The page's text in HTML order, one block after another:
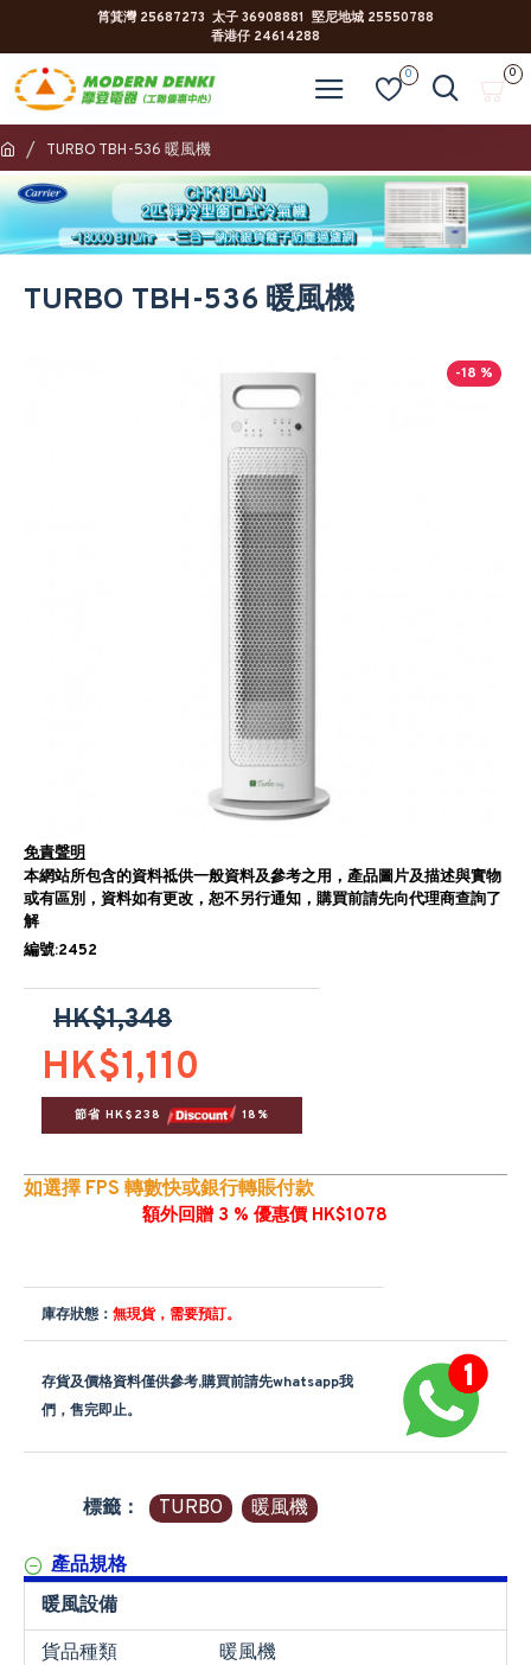
筲箕灣 25687273 太子 36908881 堅尼地城 25550788
香港仔 24614288
0 0
TURBO TBH-536 暖風機
TURBO TBH-536 暖風機
-18 %
免責聲明
本網站所包含的資料祗供一般資料及參考之用，產品圖片及描述與實物
或有區別，資料如有更改，恕不另行通知，購買前請先向代理商查詢了
解
編號:2452
HK$1,110
HK$1,348
節省 HK$238 18%
如選擇 FPS 轉數快或銀行轉賬付款
額外回贈 3 % 優惠價 HK$1078
庫存狀態： 無現貨，需要預訂。
存貨及價格資料僅供參考,購買前請先whatsapp我
們，售完即止。
標籤： TURBO 暖風機
產品規格
暖風設備
貨品種類
暖風機